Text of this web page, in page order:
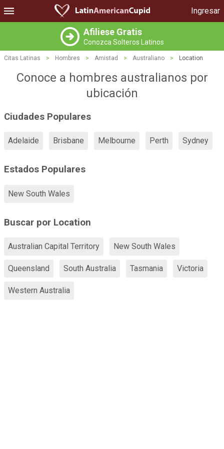
Ingresar
Afiliese Gratis
Conozca Solteros Latinos
Citas Latinas > Hombres > Amistad > Australiano > Location
Conoce a hombres australianos por
ubicación
Ciudades Populares
Adelaide Brisbane Melbourne Perth Sydney
Estados Populares
New South Wales
Buscar por Location
Australian Capital Territory New South Wales
Queensland South Australia Tasmania Victoria
Western Australia